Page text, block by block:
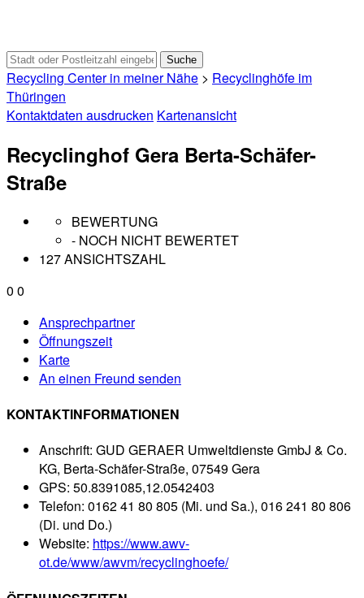
Recycling Center in meiner Nähe > Recyclinghöfe im
Thüringen
Kontaktdaten ausdrucken Kartenansicht
Recyclinghof Gera Berta-Schäfer-
Straße
BEWERTUNG
- NOCH NICHT BEWERTET
127 ANSICHTSZAHL
0 0
Ansprechpartner
Öffnungszeit
Karte
An einen Freund senden
KONTAKTINFORMATIONEN
Anschrift: GUD GERAER Umweltdienste GmbJ & Co.
KG, Berta-Schäfer-Straße, 07549 Gera
GPS: 50.8391085,12.0542403
Telefon: 0162 41 80 805 (Mi. und Sa.), 016 241 80 806
(Di. und Do.)
Website: https://www.awv-
ot.de/www/awvm/recyclinghoefe/